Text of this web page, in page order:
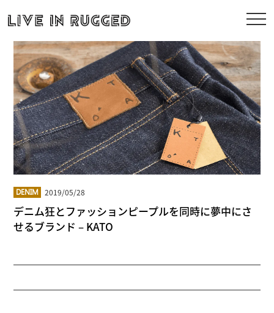
DENIM 2019/05/28
デニム狂とファッションピープルを同時に夢中にさ
せるブランド – KATO